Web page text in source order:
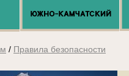
/ Правила безопасности